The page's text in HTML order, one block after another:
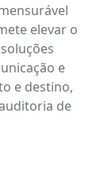
elevar o
e
e destino,
de